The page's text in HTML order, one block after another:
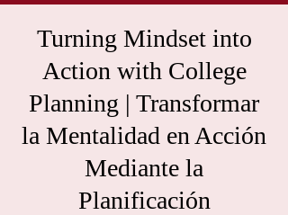
Turning Mindset into
Action with College
Planning | Transformar
la Mentalidad en Acción
Mediante la
Planificación